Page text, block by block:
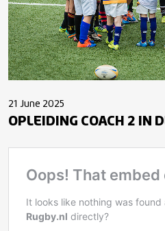
21 June 2025
OPLEIDING COACH 2 IN